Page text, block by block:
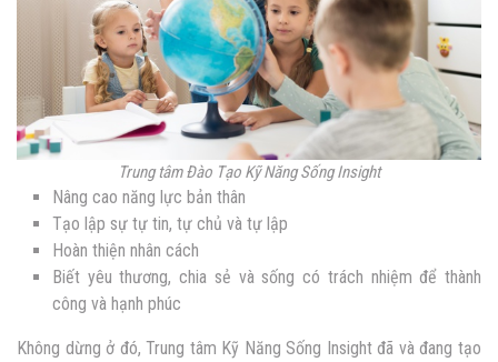
Trung tâm Đào Tạo Kỹ Năng Sống Insight
Nâng cao năng lực bản thân
Tạo lập sự tự tin, tự chủ và tự lập
Hoàn thiện nhân cách
Biết yêu thương, chia sẻ và sống có trách nhiệm để thành
công và hạnh phúc
Không dừng ở đó, Trung tâm Kỹ Năng Sống Insight đã và đang tạo